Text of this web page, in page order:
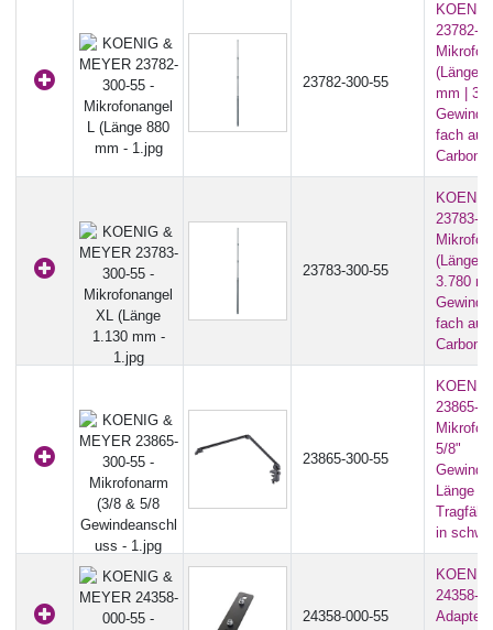
23782-300-55
23782-
(Länge
mm | 3/
fach
Carbon)
23783-300-55
23783-
(Länge
3.780
fach
Carbon)
23865-300-55
23865-
5/8"
Länge
in
24358-000-55
24358-